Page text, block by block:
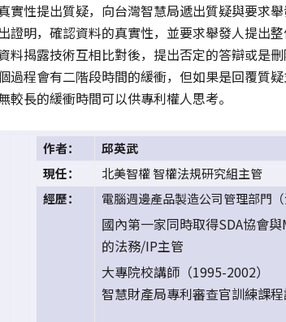
實性提出質疑，向台灣智慧局遞出質疑與要求
證明，確認資料的真實性，並要求舉發人提出
料揭露技術互相比對後，提出否定的答辯或是刪
過程會有二階段時間的緩衝，但如果是回覆質
長的緩衝時間可以供專利權人思考。
作者：
邱英武
現任：
北美智權 智權法規研究組主管
經歷：
電腦週邊產品製造公司管理部門
國內第一家同時取得SDA協會與
的法務/IP主管
大專院校講師（1995-2002）
智慧財產局專利審查官訓練課程